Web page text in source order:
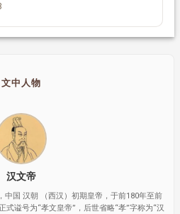
文中人物
汉文帝
国 汉朝 （西汉）初期皇帝，于前180年至前
式谥号为“孝文皇帝”，后世省略“孝”字称为“汉